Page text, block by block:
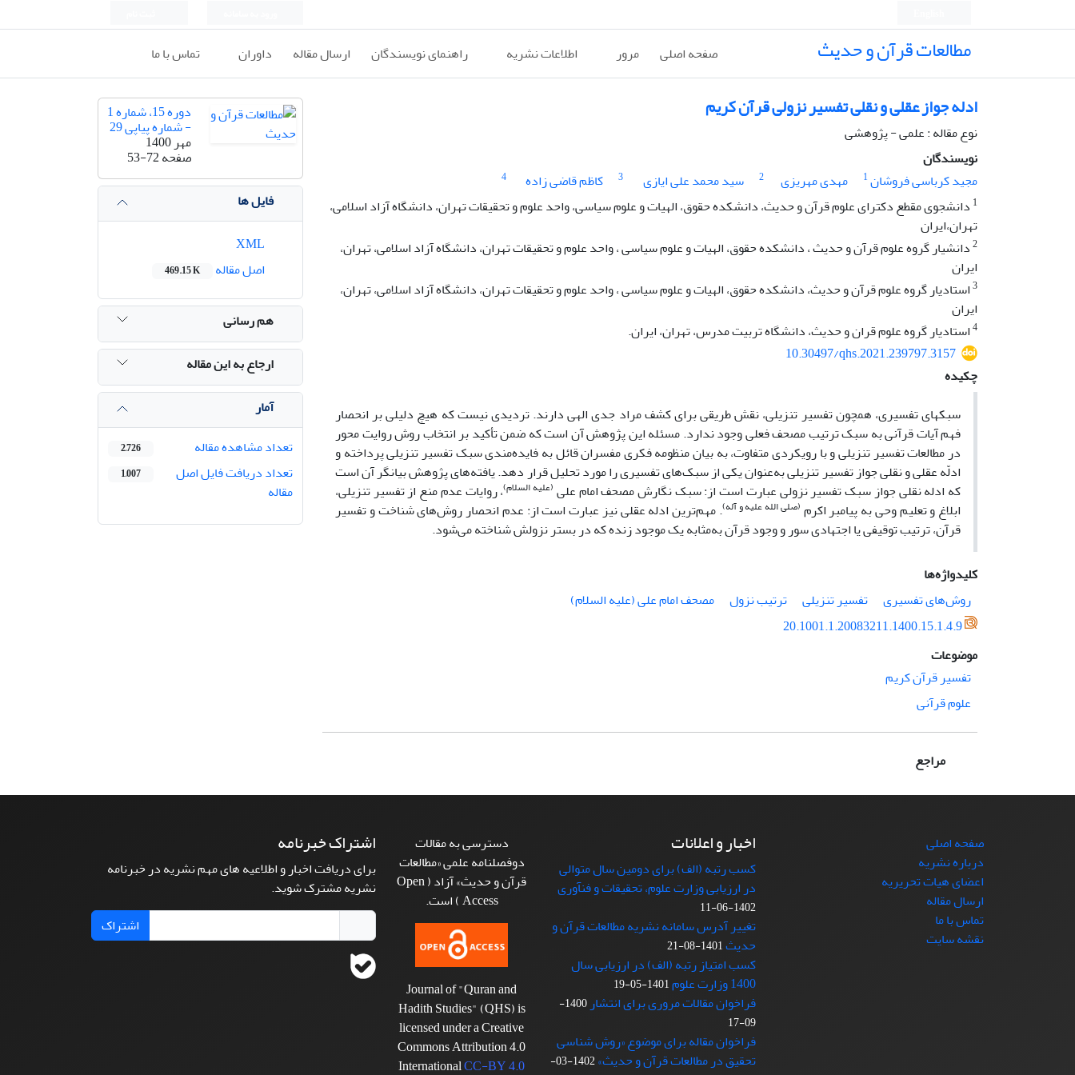
مطالعات قرآن و حدیث صفحه اصلی مرور اطلاعات نشریه راهنمای نویسندگان ارسال مقاله داوران تماس با ما
ادله جواز عقلی و نقلی تفسیر نزولی قرآن کریم
نوع مقاله : علمی - پژوهشی
نویسندگان
مجید کرباسی فروشان1 مهدی مهریزی 2 سید محمد علی ایازی 3 کاظم قاضی زاده
4
1 دانشجوی مقطع دکترای علوم قرآن و حدیث، دانشکده حقوق، الهیات و علوم سیاسی، واحد علوم و تحقیقات تهران، دانشگاه آزاد اسلامی،
تهران،ایران
2دانشیار گروه علوم قرآن و حدیث ، دانشکده حقوق، الهیات و علوم سیاسی ، واحد علوم و تحقیقات تهران، دانشگاه آزاد اسلامی، تهران،
ایران
3استادیار گروه علوم قرآن و حدیث، دانشکده حقوق، الهیات و علوم سیاسی ، واحد علوم و تحقیقات تهران، دانشگاه آزاد اسلامی، تهران،
ایران
4استادیار گروه علوم قران و حدیث، دانشگاه تربیت مدرس، تهران، ایران.
10.30497/qhs.2021.239797.3157
چکیده
سبک­های تفسیری، همچون تفسیر تنزیلی، نقش طریقی برای کشف مراد جدی الهی دارند. تردیدی نیست که هیچ دلیلی بر انحصار
فهم آیات قرآنی به سبک ترتیب مصحف فعلی وجود ندارد. مسئله این پژوهش آن است که ضمن تأکید بر انتخاب روش روایت محور
در مطالعات تفسیر تنزیلی و با رویکردی متفاوت، به بیان منظومه فکری مفسران قائل به فایده‌مندی سبک تفسیر تنزیلی پرداخته و
ادلّه عقلی و نقلی جواز تفسیر تنزیلی به‌عنوان یکی از سبک‌های تفسیری را مورد تحلیل قرار دهد. یافته‌های پژوهش بیانگر آن است
که ادله نقلی جواز سبک تفسیر نزولی عبارت است از: سبک نگارش مصحف امام علی (علیه السلام)، روایات عدم منع از تفسیر تنزیلی،
ابلاغ و تعلیم وحی به پیامبر اکرم (صلی الله علیه و آله). مهم‌ترین ادله عقلی نیز عبارت است از: عدم انحصار روش‌های شناخت و تفسیر
قرآن، ترتیب توقیفی یا اجتهادی سور و وجود قرآن به‌مثابه یک موجود زنده که در بستر نزولش شناخته می‌شود.
کلیدواژه‌ها
روش‌های تفسیری
تفسیر تنزیلی ترتیب نزول
مصحف امام علی (علیه السلام)
20.1001.1.20083211.1400.15.1.4.9
موضوعات
تفسیر قرآن کریم
علوم قرآنی
مراجع
دوره 15، شماره 1
- شماره پیاپی 29
مهر 1400
صفحه53-72
فایل ها
اصل مقاله
469.15 K
هم رسانی
ارجاع به این مقاله
آمار
تعداد مشاهده مقاله
2,726
تعداد دریافت فایل اصل
مقاله
1,007
صفحه اصلی
درباره نشریه
اعضای هیات تحریریه
ارسال مقاله
تماس با ما
نقشه سایت
اخبار و اعلانات
کسب رتبه (الف) برای دومین سال متوالی
در ارزیابی وزارت علوم، تحقیقات و فنآوری
1402-06-11
تغییر آدرس سامانه نشریه مطالعات قرآن و
حدیث1401-08-21
کسب امتیاز رتبه (الف) در ارزیابی سال
1400 وزارت علوم
1401-05-19
فراخوان مقالات مروری برای انتشار
1400-
09-17
فراخوان مقاله برای موضوع «روش شناسی
تحقیق در مطالعات قرآن و حدیث»
1402-03-
دسترسی به مقالات
دوفصلنامه علمی «مطالعات
قرآن و حدیث» آزاد ( Open
Access ) است.
Journal of "Quran and
Hadith Studies" (QHS) is
licensed under a Creative
Commons Attribution 4.0
InternationalCC-BY 4.0
اشتراک خبرنامه
برای دریافت اخبار و اطلاعیه های مهم نشریه در خبرنامه
نشریه مشترک شوید.
اشتراک